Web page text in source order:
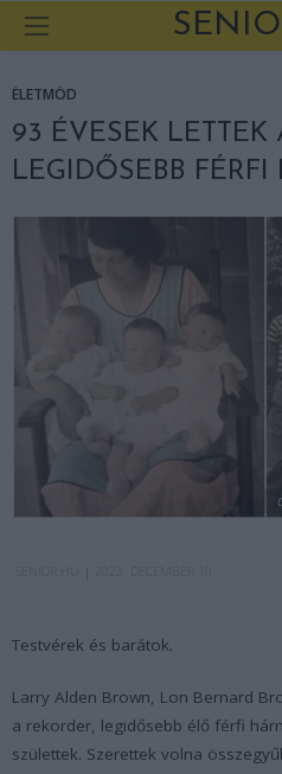
ÉLETMÓD
93 ÉVESEK LETTEK
LEGIDŐSEBB FÉRFI
Testvérek és barátok.
Larry Alden Brown, Lon Bernard
a rekorder, legidősebb élő férfi
születtek. Szerettek volna